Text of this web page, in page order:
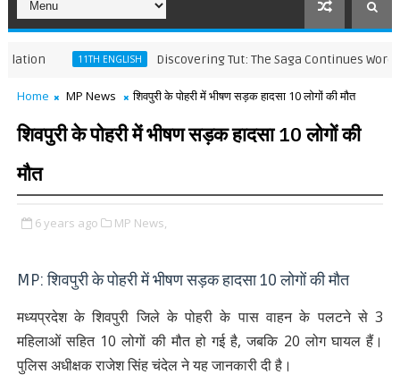
11TH ENGLISH Discovering Tut: The Saga Continues Words
Home MP News शिवपुरी के पोहरी में भीषण सड़क हादसा 10 लोगों की मौत
शिवपुरी के पोहरी में भीषण सड़क हादसा 10 लोगों की
मौत
6 years ago MP News,
MP: शिवपुरी के पोहरी में भीषण सड़क हादसा 10 लोगों की मौत
मध्यप्रदेश के शिवपुरी जिले के पोहरी के पास वाहन के पलटने से 3
महिलाओं सहित 10 लोगों की मौत हो गई है, जबकि 20 लोग घायल हैं।
पुलिस अधीक्षक राजेश सिंह चंदेल ने यह जानकारी दी है।